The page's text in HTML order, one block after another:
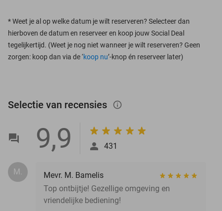
*Weet je al op welke datum je wilt reserveren? Selecteer dan
hierboven de datum en reserveer en koop jouw Social Deal
tegelijkertijd. (Weet je nog niet wanneer je wilt reserveren? Geen
zorgen: koop dan via de ‘koop nu’-knop én reserveer later)
Selectie van recensies info_outlined
9,9 431
M.
Mevr. M. Bamelis
Top ontbijtje! Gezellige omgeving en
vriendelijke bediening!